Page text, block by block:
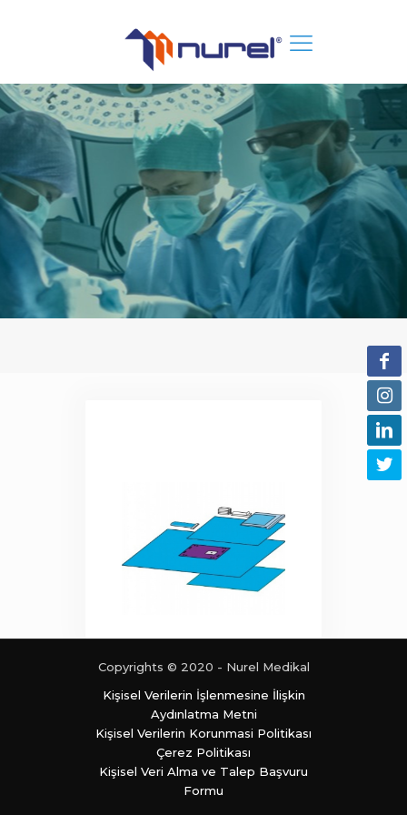
Copyrights © 2020 - Nurel Medikal
Kişisel Verilerin İşlenmesine İlişkin
Aydınlatma Metni
Kişisel Verilerin Korunmasi Politikası
Çerez Politikası
Kişisel Veri Alma ve Talep Başvuru
Formu